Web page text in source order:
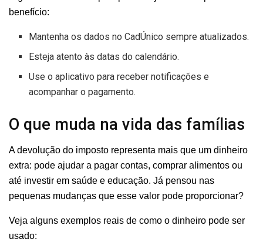
benefício:
Mantenha os dados no CadÚnico sempre atualizados.
Esteja atento às datas do calendário.
Use o aplicativo para receber notificações e
acompanhar o pagamento.
O que muda na vida das famílias
A devolução do imposto representa mais que um dinheiro
extra: pode ajudar a pagar contas, comprar alimentos ou
até investir em saúde e educação. Já pensou nas
pequenas mudanças que esse valor pode proporcionar?
Veja alguns exemplos reais de como o dinheiro pode ser
usado: